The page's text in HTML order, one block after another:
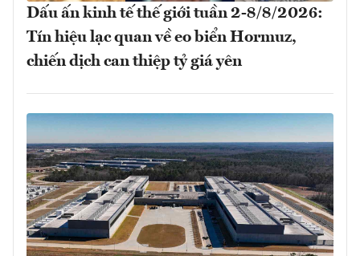
Dấu ấn kinh tế thế giới tuần 2-8/8/2026:
Tín hiệu lạc quan về eo biển Hormuz,
chiến dịch can thiệp tỷ giá yên